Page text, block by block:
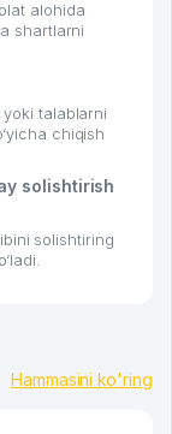
alohida
shartlarni
yoki talablarni
chiqish
solishtirish
solishtiring
Hammasini ko'ring